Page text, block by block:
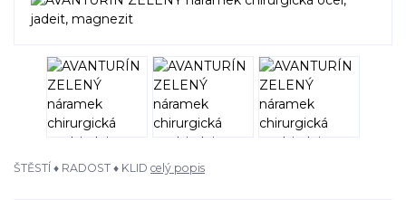
ŠTĚSTÍ ♦ RADOST ♦ KLID celý popis